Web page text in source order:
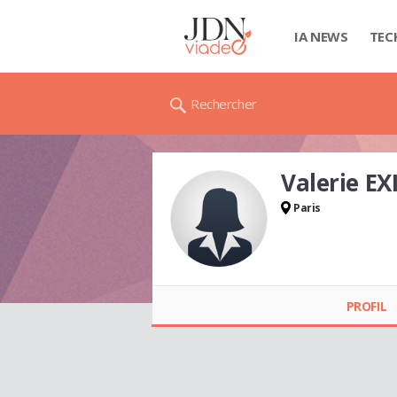
IA NEWS
Rechercher
Valerie
Paris
PROFIL